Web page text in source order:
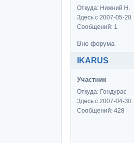
Откуда: Нижний Н.
Здесь с 2007-05-28
Сообщений: 1
Вне форума
IKARUS
Участник
Откуда: Гондурас
Здесь с 2007-04-30
Сообщений: 428